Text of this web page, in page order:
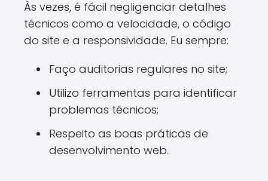
Às vezes, é fácil negligenciar detalhes
técnicos como a velocidade, o código
do site e a responsividade. Eu sempre:
Faço auditorias regulares no site;
Utilizo ferramentas para identificar
problemas técnicos;
Respeito as boas práticas de
desenvolvimento web.